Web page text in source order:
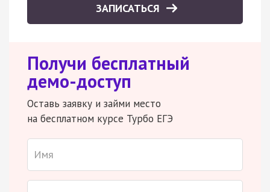
ЗАПИСАТЬСЯ
Получи бесплатный
демо-доступ
Оставь заявку и займи место
на бесплатном курсе Турбо ЕГЭ